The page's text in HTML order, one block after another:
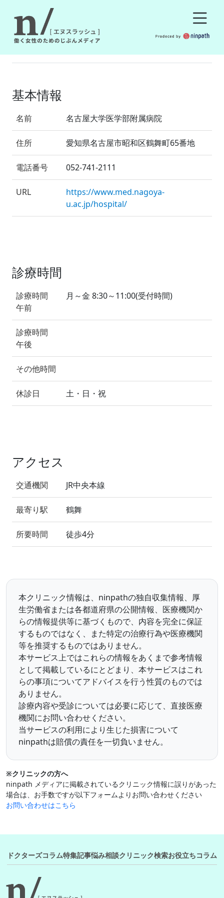
基本情報
名前 名古屋大学医学部附属病院
住所 愛知県名古屋市昭和区鶴舞町65番地
電話番号 052-741-2111
URL
https://www.med.nagoya-
u.ac.jp/hospital/
診療時間
診療時間
午前
月～金 8:30～11:00(受付時間)
診療時間
午後
その他時間
休診日 土・日・祝
アクセス
交通機関 JR中央本線
最寄り駅 鶴舞
所要時間 徒歩4分
本クリニック情報は、ninpathの独自収集情報、厚
生労働省または各都道府県の公開情報、医療機関か
らの情報提供等に基づくもので、内容を完全に保証
するものではなく、また特定の治療行為や医療機関
等を推奨するものではありません。
本サービス上ではこれらの情報をあくまで参考情報
として掲載しているにとどまり、本サービスはこれ
らの事項についてアドバイスを行う性質のものでは
ありません。
診療内容や受診については必要に応じて、直接医療
機関にお問い合わせください。
当サービスの利用により生じた損害について
ninpathは賠償の責任を一切負いません。
※クリニックの方へ
ninpath メディアに掲載されているクリニック情報に誤りがあった
場合は、お手数ですが以下フォームよりお問い合わせください
お問い合わせはこちら
ドクターズコラム特集記事悩み相談クリニック検索お役立ちコラム